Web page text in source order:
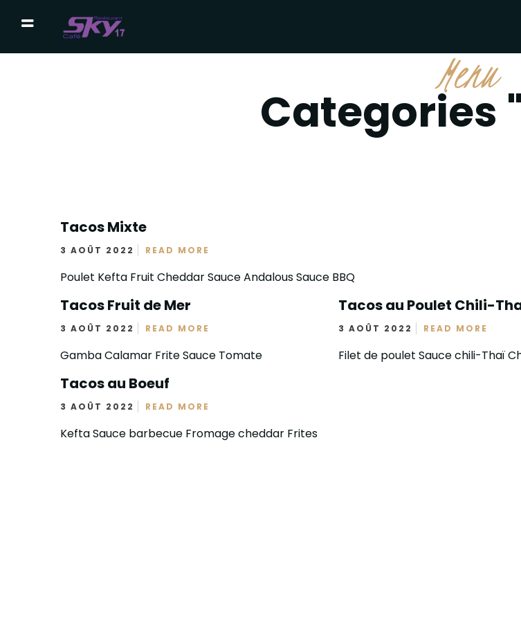
Menu
Categories
Tacos Mixte
3 AOÛT 2022 READ MORE
Poulet Kefta Fruit Cheddar Sauce Andalous Sauce BBQ
Tacos Fruit de Mer
3 AOÛT 2022 READ MORE
Gamba Calamar Frite Sauce Tomate
Tacos au Poulet Chili-
3 AOÛT 2022 READ MORE
Filet de poulet Sauce chili-Thaï
Tacos au Boeuf
3 AOÛT 2022 READ MORE
Kefta Sauce barbecue Fromage cheddar Frites